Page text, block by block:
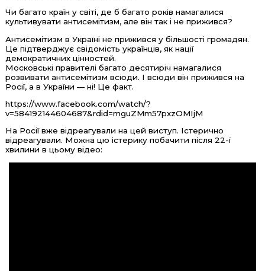
Чи багато країн у світі, де б багато років намагалися
культивувати антисемітизм, але він так і не прижився?
Антисемітизм в Україні не прижився у більшості громадян.
Це підтверджує свідомість українців, як нації
демократичних цінностей.
Московські правителі багато десятиріч намагалися
розвивати антисемітизм всюди. І всюди він прижився на
Росії, а в України — ні! Це факт.
https://www.facebook.com/watch/?
v=584192144604687&rdid=mguZMm57pxzOMIjM
На Росії вже відреагували на цей виступ. Істерично
відреагували. Можна цю істерику побачити після 22-ї
хвилини в цьому відео: